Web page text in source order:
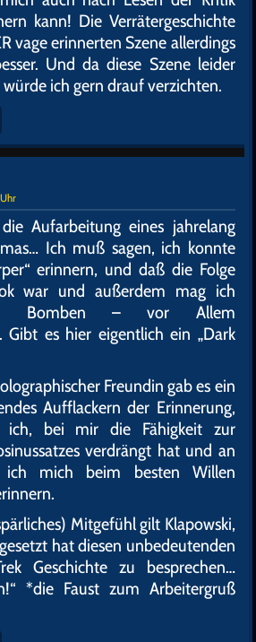
kann! Die Verrätergeschichte
vage erinnerten Szene allerdings
Und da diese Szene leider
ich gern drauf verzichten.
Aufarbeitung eines jahrelang
Ich muß sagen, ich konnte
erinnern, und daß die Folge
war und außerdem mag ich
Bomben – vor Allem
Gibt es hier eigentlich ein „Dark
Freundin gab es ein
Aufflackern der Erinnerung,
ich, bei mir die Fähigkeit zur
verdrängt hat und an
mich beim besten Willen
Mitgefühl gilt Klapowski,
hat diesen unbedeutenden
Geschichte zu besprechen…
*die Faust zum Arbeitergruß